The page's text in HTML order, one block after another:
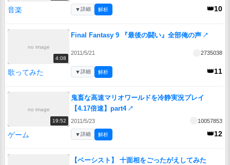
音楽 👑10
▼詳細 解析
no image
4:08
Final Fantasy 9 『最後の闘い』全部俺の声 ↗
2011/5/21 2735038
歌ってみた 👑11
▼詳細 解析
no image
19:52
鬼畜な高速マリオワールドを冷静実況プレイ
【4.17倍速】part4 ↗
2011/5/23 10057853
ゲーム 👑12
▼詳細 解析
【ベーシスト】 十面相をごったがえしてみた